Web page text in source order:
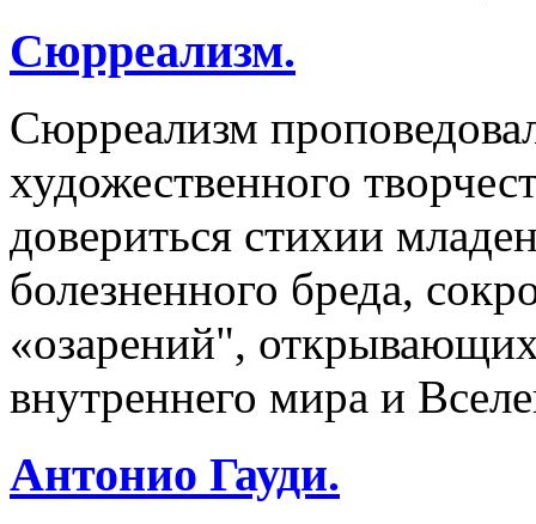
Сюрреализм.
Сюрреализм
художественного
довериться стихии
болезненного бреда,
«озарений",
внутреннего мира и
Антонио Гауди.